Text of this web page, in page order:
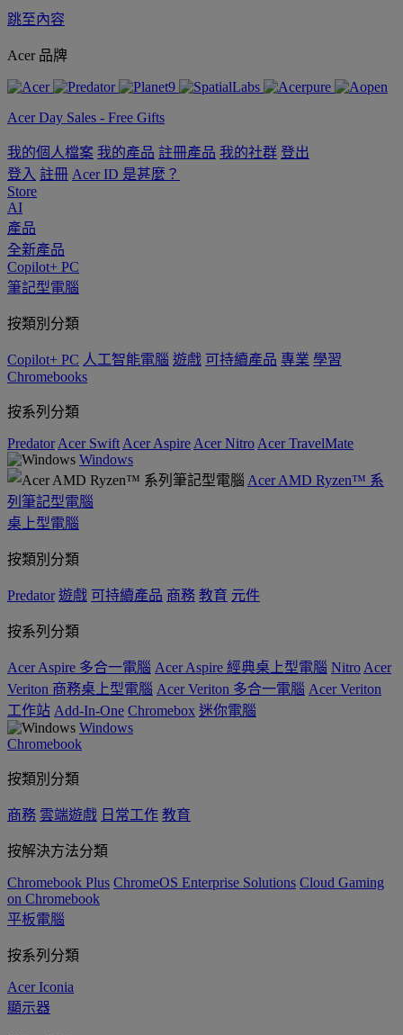
跳至內容
Acer 品牌
Acer Day Sales - Free Gifts
我的個人檔案 我的產品 註冊產品 我的社群 登出
登入 註冊 Acer ID 是甚麼？
Store
AI
產品
全新產品
Copilot+ PC
筆記型電腦
按類別分類
Copilot+ PC 人工智能電腦 遊戲 可持續產品 專業 學習
Chromebooks
按系列分類
Predator Acer Swift Acer Aspire Acer Nitro Acer TravelMate
Windows
Acer AMD Ryzen™ 系
列筆記型電腦
桌上型電腦
按類別分類
Predator 遊戲 可持續產品 商務 教育 元件
按系列分類
Acer Aspire 多合一電腦 Acer Aspire 經典桌上型電腦 Nitro Acer
Veriton 商務桌上型電腦 Acer Veriton 多合一電腦 Acer Veriton
工作站 Add-In-One Chromebox 迷你電腦
Windows
Chromebook
按類別分類
商務 雲端遊戲 日常工作 教育
按解決方法分類
Chromebook Plus ChromeOS Enterprise Solutions Cloud Gaming
on Chromebook
平板電腦
按系列分類
Acer Iconia
顯示器